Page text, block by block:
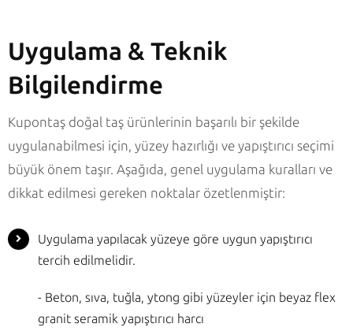
Uygulama & Teknik
Bilgilendirme
Kupontaş doğal taş ürünlerinin başarılı bir şekilde
uygulanabilmesi için, yüzey hazırlığı ve yapıştırıcı seçimi
büyük önem taşır. Aşağıda, genel uygulama kuralları ve
dikkat edilmesi gereken noktalar özetlenmiştir:
Uygulama yapılacak yüzeye göre uygun yapıştırıcı
tercih edilmelidir.
- Beton, sıva, tuğla, ytong gibi yüzeyler için beyaz flex
granit seramik yapıştırıcı harcı